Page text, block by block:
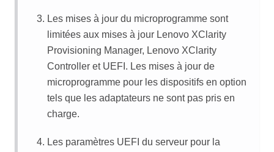
Les mises à jour du microprogramme sont
limitées aux mises à jour Lenovo XClarity
Provisioning Manager, Lenovo XClarity
Controller et UEFI. Les mises à jour de
microprogramme pour les dispositifs en option
tels que les adaptateurs ne sont pas pris en
charge.
Les paramètres UEFI du serveur pour la